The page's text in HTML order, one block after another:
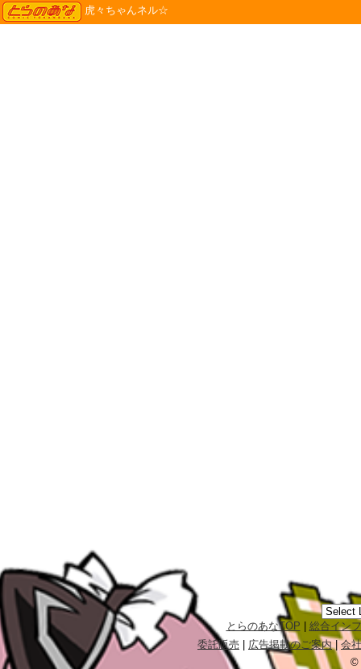
TORANOANA
虎々ちゃんネル☆
とらのあなTOP
総合イン
委託販売
広告掲載のご案内|会
©